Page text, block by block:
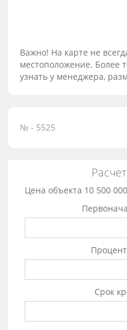
Важно! На карте не
местоположение.
узнать у менеджера,
№ - 5525
Цена объекта 10 500
Срок